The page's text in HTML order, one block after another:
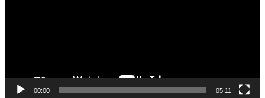
00:00 05:11